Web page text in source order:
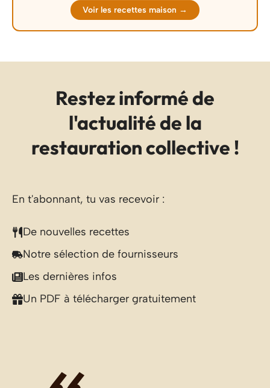
Voir les recettes maison →
Restez informé de
l'actualité de la
restauration collective !
En t'abonnant, tu vas recevoir :
De nouvelles recettes
Notre sélection de fournisseurs
Les dernières infos
Un PDF à télécharger gratuitement